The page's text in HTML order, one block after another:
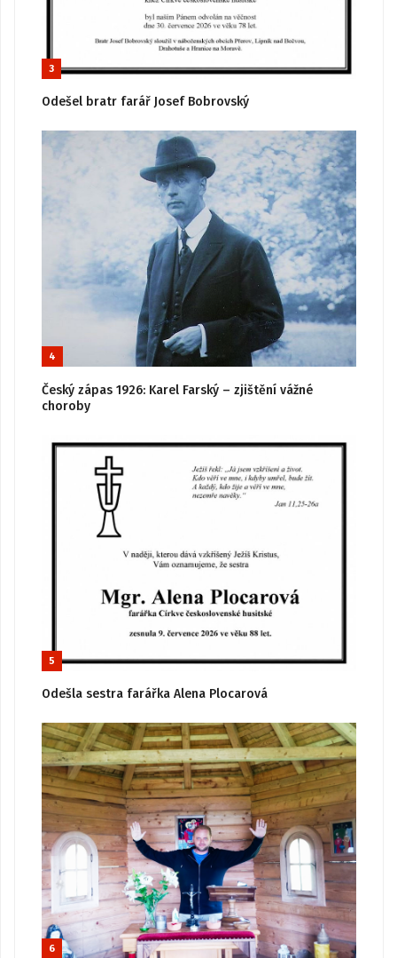
3
Odešel bratr farář Josef Bobrovský
4
Český zápas 1926: Karel Farský – zjištění vážné
choroby
5
Odešla sestra farářka Alena Plocarová
6